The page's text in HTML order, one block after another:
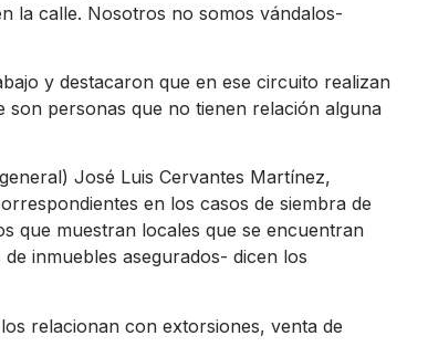
la calle. Nosotros no somos vándalos-
y destacaron que en ese circuito realizan
son personas que no tienen relación alguna
José Luis Cervantes Martínez,
en los casos de siembra de
que muestran locales que se encuentran
inmuebles asegurados- dicen los
relacionan con extorsiones, venta de